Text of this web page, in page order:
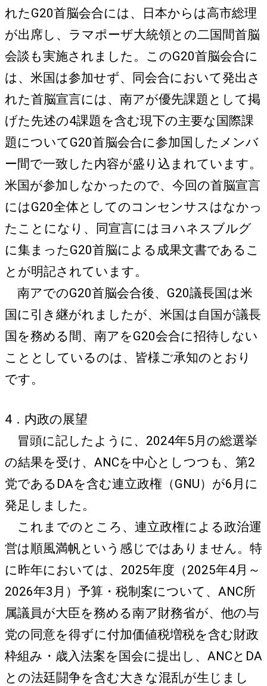
れたG20首脳会合には、日本からは高市総理
が出席し、ラマポーザ大統領との二国間首脳
会談も実施されました。このG20首脳会合に
は、米国は参加せず、同会合において発出さ
れた首脳宣言には、南アが優先課題として掲
げた先述の4課題を含む現下の主要な国際課
題についてG20首脳会合に参加国したメンバ
ー間で一致した内容が盛り込まれています。
米国が参加しなかったので、今回の首脳宣言
にはG20全体としてのコンセンサスはなかっ
たことになり、同宣言にはヨハネスブルグ
に集まったG20首脳による成果文書であるこ
とが明記されています。
南アでのG20首脳会合後、G20議長国は米
国に引き継がれましたが、米国は自国が議長
国を務める間、南アをG20会合に招待しない
こととしているのは、皆様ご承知のとおり
です。
4．内政の展望
冒頭に記したように、2024年5月の総選挙
の結果を受け、ANCを中心としつつも、第2
党であるDAを含む連立政権（GNU）が6月に
発足しました。
これまでのところ、連立政権による政治運
営は順風満帆という感じではありません。特
に昨年においては、2025年度（2025年4月～
2026年3月）予算・税制案について、ANC所
属議員が大臣を務める南ア財務省が、他の与
党の同意を得ずに付加価値税増税を含む財政
枠組み・歳入法案を国会に提出し、ANCとDA
との法廷闘争を含む大きな混乱が生じまし